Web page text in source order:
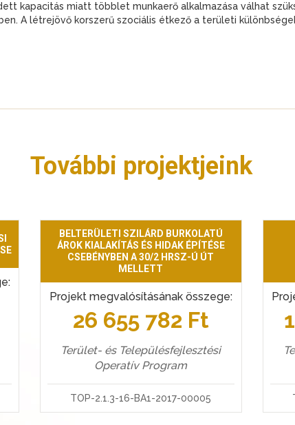
kapacitás miatt többlet munkaerő alkalmazása válhat
A létrejövő korszerű szociális étkező a területi
További projektjeink
BELTERÜLETI SZILÁRD BURKOLATÚ
ÁROK KIALAKÍTÁS ÉS HIDAK ÉPÍTÉSE
CSEBÉNYBEN A 30/2 HRSZ-Ú ÚT
MELLETT
Projekt megvalósításának összege:
26 655 782 Ft
Terület- és Településfejlesztési
Operatív Program
TOP-2.1.3-16-BA1-2017-00005